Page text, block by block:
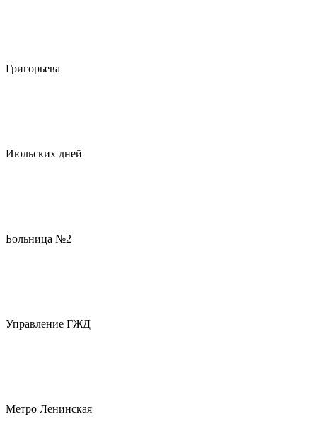
Григорьева
Июльских дней
Больница №2
Управление ГЖД
Метро Ленинская